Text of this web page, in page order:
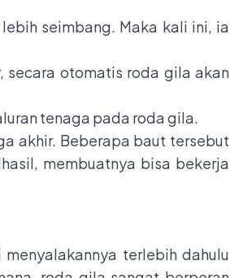
seimbang. Maka kali ini, ia
secara otomatis roda gila akan
tenaga pada roda gila.
akhir. Beberapa baut tersebut
membuatnya bisa bekerja
terlebih dahulu